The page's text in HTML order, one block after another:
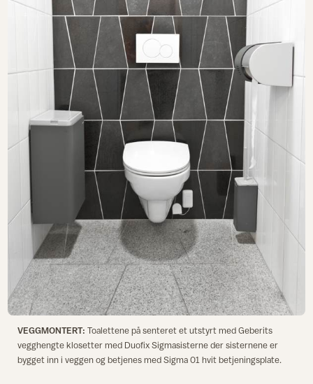
VEGGMONTERT: Toalettene på senteret et utstyrt med Geberits
vegghengte klosetter med Duofix Sigmasisterne der sisternene er
bygget inn i veggen og betjenes med Sigma 01 hvit betjeningsplate.